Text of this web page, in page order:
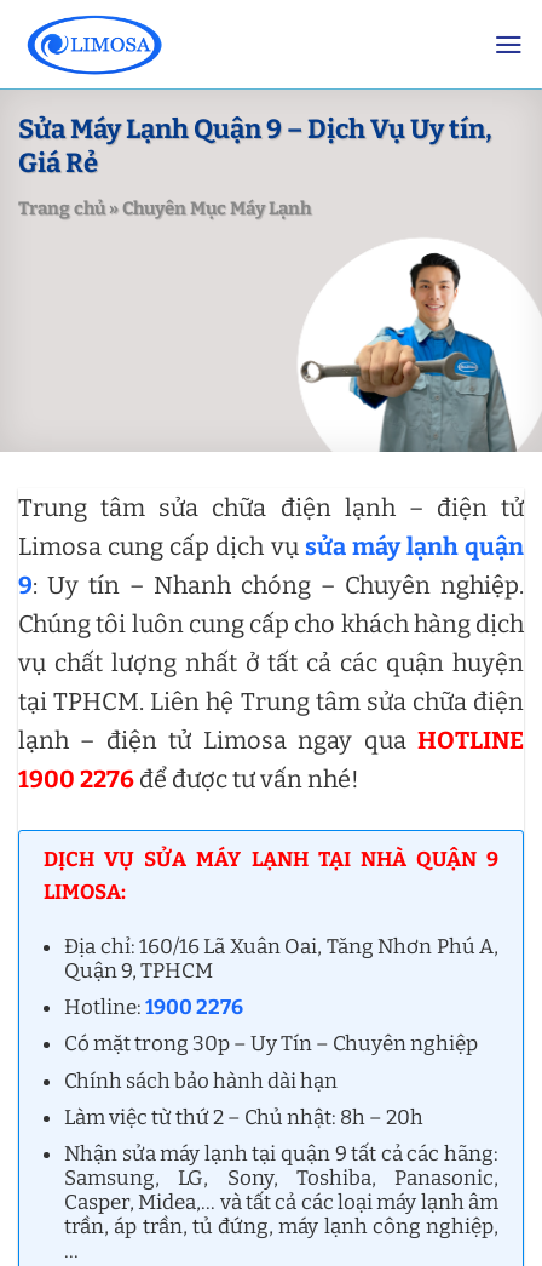
content
Sửa Máy Lạnh Quận 9 – Dịch Vụ Uy tín,
Giá Rẻ
Trang chủ»Chuyên Mục Máy Lạnh
Trung tâm sửa chữa điện lạnh – điện tử
Limosa cung cấp dịch vụ sửa máy lạnh quận
9: Uy tín – Nhanh chóng – Chuyên nghiệp.
Chúng tôi luôn cung cấp cho khách hàng dịch
vụ chất lượng nhất ở tất cả các quận huyện
tại TPHCM. Liên hệ Trung tâm sửa chữa điện
lạnh – điện tử Limosa ngay qua HOTLINE
1900 2276 để được tư vấn nhé!
DỊCH VỤ SỬA MÁY LẠNH TẠI NHÀ QUẬN 9
LIMOSA:
Địa chỉ: 160/16 Lã Xuân Oai, Tăng Nhơn Phú A,
Quận 9, TPHCM
Hotline:1900 2276
Có mặt trong 30p – Uy Tín – Chuyên nghiệp
Chính sách bảo hành dài hạn
Làm việc từ thứ 2 – Chủ nhật: 8h – 20h
Nhận sửa máy lạnh tại quận 9 tất cả các hãng:
Samsung, LG, Sony, Toshiba, Panasonic,
Casper, Midea,… và tất cả các loại máy lạnh âm
trần, áp trần, tủ đứng, máy lạnh công nghiệp,
…